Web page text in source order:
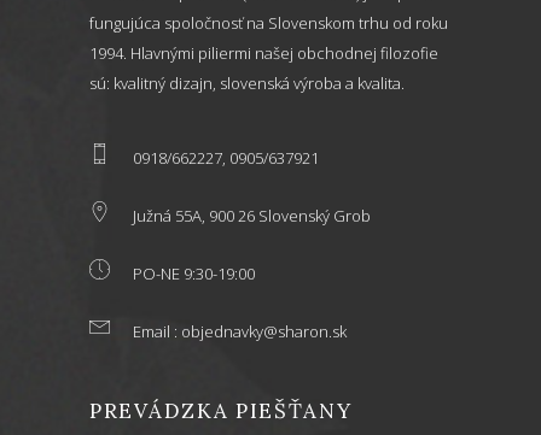
fungujúca spoločnosť na Slovenskom trhu od roku
1994. Hlavnými piliermi našej obchodnej filozofie
sú: kvalitný dizajn, slovenská výroba a kvalita.
0918/662227, 0905/637921
Južná 55A, 900 26 Slovenský Grob
PO-NE 9:30-19:00
Email : objednavky@sharon.sk
PREVÁDZKA PIEŠŤANY